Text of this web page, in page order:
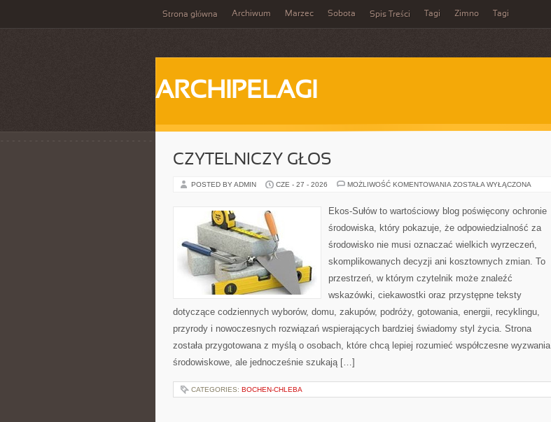
Strona główna Archiwum Marzec Sobota Spis Treści Tagi Zimno Tagi
ARCHIPELAGI
CZYTELNICZY GŁOS
POSTED BY ADMIN CZE - 27 - 2026 MOŻLIWOŚĆ KOMENTOWANIA CZYTELNICZY
ZOSTAŁA WYŁĄCZONA
Ekos-Sułów to wartościowy blog poświęcony ochronie
środowiska, który pokazuje, że odpowiedzialność za
środowisko nie musi oznaczać wielkich wyrzeczeń,
skomplikowanych decyzji ani kosztownych zmian. To
przestrzeń, w którym czytelnik może znaleźć
wskazówki, ciekawostki oraz przystępne teksty
dotyczące codziennych wyborów, domu, zakupów, podróży, gotowania, energii, recyklingu,
przyrody i nowoczesnych rozwiązań wspierających bardziej świadomy styl życia. Strona
została przygotowana z myślą o osobach, które chcą lepiej rozumieć współczesne wyzwania
środowiskowe, ale jednocześnie szukają […]
CATEGORIES: BOCHEN-CHLEBA